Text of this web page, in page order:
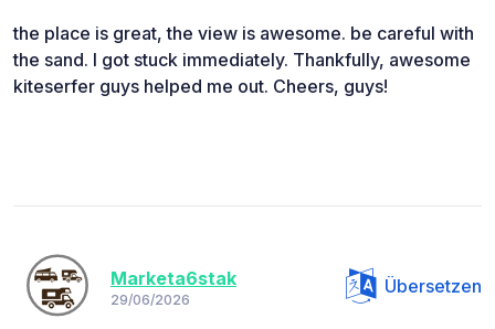
the place is great, the view is awesome. be careful with
the sand. I got stuck immediately. Thankfully, awesome
kiteserfer guys helped me out. Cheers, guys!
Marketa6stak
29/06/2026
Übersetzen